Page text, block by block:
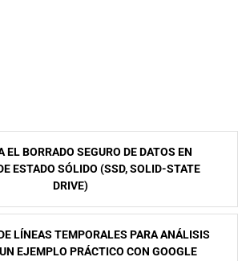
EL BORRADO SEGURO DE DATOS EN
ESTADO SÓLIDO (SSD, SOLID-STATE
DRIVE)
LÍNEAS TEMPORALES PARA ANÁLISIS
EJEMPLO PRÁCTICO CON GOOGLE